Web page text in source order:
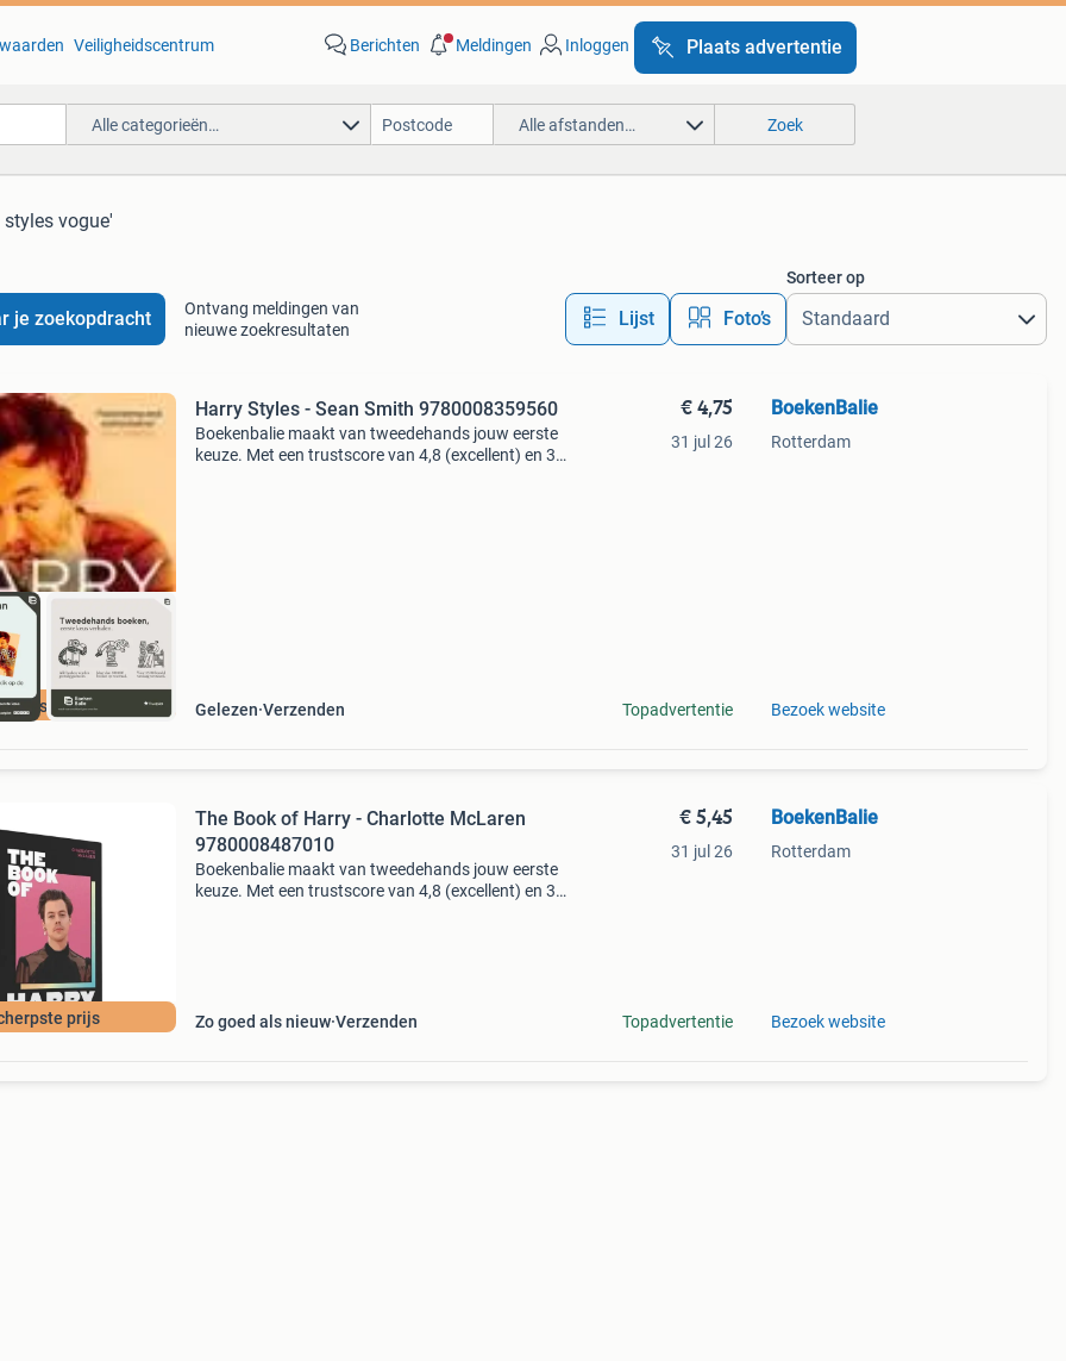
Veiligheidscentrum Berichten Meldingen Inloggen Plaats advertentie
Alle categorieën… Alle afstanden… Zoek
vogue'
je zoekopdracht
Ontvang meldingen van
nieuwe zoekresultaten
Lijst Foto’s
Sorteer op
prijs
Harry Styles - Sean Smith 9780008359560
Boekenbalie maakt van tweedehands jouw eerste
keuze. Met een trustscore van 4,8 (excellent) en 30
Gelezen Verzenden
€ 4,75
31 jul 26
Topadvertentie
BoekenBalie
Rotterdam
Bezoek website
prijs
The Book of Harry - Charlotte McLaren
9780008487010
Boekenbalie maakt van tweedehands jouw eerste
keuze. Met een trustscore van 4,8 (excellent) en 30
Zo goed als nieuw Verzenden
€ 5,45
31 jul 26
Topadvertentie
BoekenBalie
Rotterdam
Bezoek website